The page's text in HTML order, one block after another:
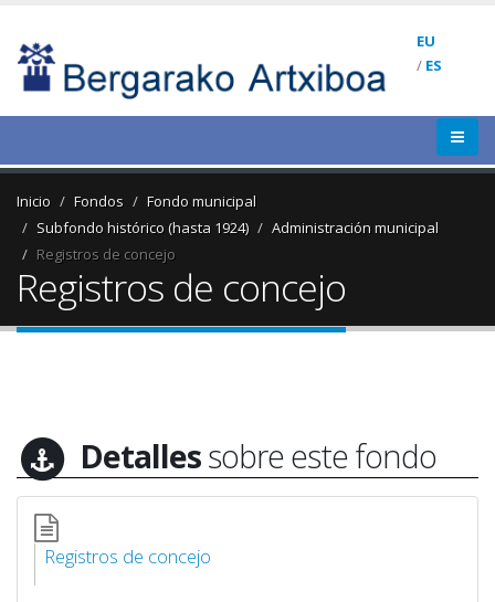
EU
/ ES
Inicio Fondos
Fondo municipal
Subfondo histórico (hasta 1924)
Administración municipal
Registros de concejo
Registros de concejo
Detallessobre este fondo
Registros de concejo